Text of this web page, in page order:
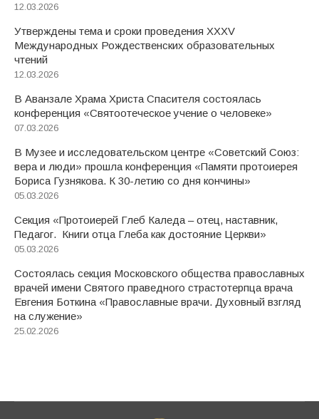
12.03.2026
Утверждены тема и сроки проведения XXXV
Международных Рождественских образовательных
чтений
12.03.2026
В Аванзале Храма Христа Спасителя состоялась
конференция «Святоотеческое учение о человеке»
07.03.2026
В Музее и исследовательском центре «Советский Союз:
вера и люди» прошла конференция «Памяти протоиерея
Бориса Гузнякова. К 30-летию со дня кончины»
05.03.2026
Секция «Протоиерей Глеб Каледа – отец, наставник,
Педагог. Книги отца Глеба как достояние Церкви»
05.03.2026
Состоялась секция Московского общества православных
врачей имени Святого праведного страстотерпца врача
Евгения Боткина «Православные врачи. Духовный взгляд
на служение»
25.02.2026